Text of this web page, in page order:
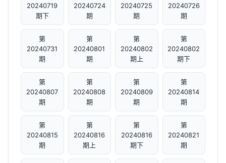
20240719
期下
20240724
期
20240725
期
20240726
期
第
20240731
期
第
20240801
期
第
20240802
期上
第
20240802
期下
第
20240807
期
第
20240808
期
第
20240809
期
第
20240814
期
第
20240815
期
第
20240816
期上
第
20240816
期下
第
20240821
期